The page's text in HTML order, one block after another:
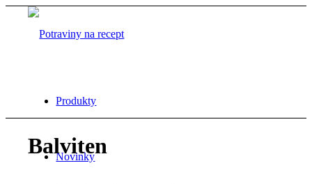
Produkty
Novinky
Balviten